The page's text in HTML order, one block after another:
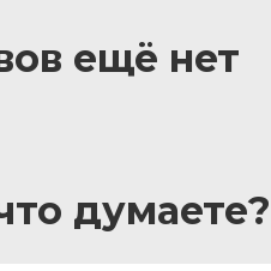
ещё нет
думаете?